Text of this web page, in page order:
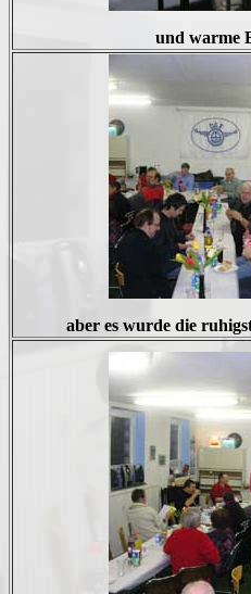
und warme
aber es wurde die